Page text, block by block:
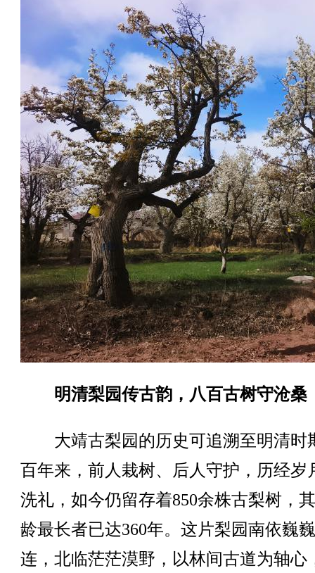
明清梨园传古韵，八百古树守沧桑
大靖古梨园的历史可追溯至明清时
百年来，前人栽树、后人守护，历经岁
洗礼，如今仍留存着850余株古梨树，
龄最长者已达360年。这片梨园南依巍
连，北临茫茫漠野，以林间古道为轴心